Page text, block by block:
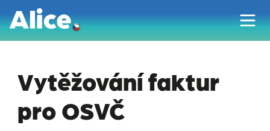
Vytěžování faktur
pro OSVČ